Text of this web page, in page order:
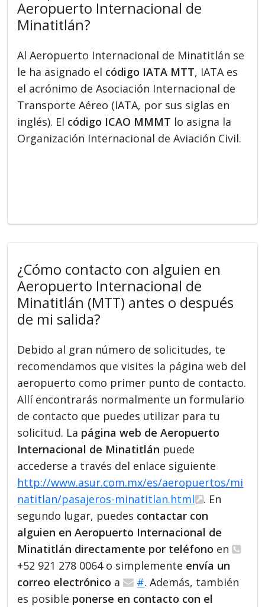
Aeropuerto Internacional de
Minatitlán?
Al Aeropuerto Internacional de Minatitlán se
le ha asignado el código IATA MTT, IATA es
el acrónimo de Asociación Internacional de
Transporte Aéreo (IATA, por sus siglas en
inglés). El código ICAO MMMT lo asigna la
Organización Internacional de Aviación Civil.
¿Cómo contacto con alguien en
Aeropuerto Internacional de
Minatitlán (MTT) antes o después
de mi salida?
Debido al gran número de solicitudes, te
recomendamos que visites la página web del
aeropuerto como primer punto de contacto.
Allí encontrarás normalmente un formulario
de contacto que puedes utilizar para tu
solicitud. La página web de Aeropuerto
Internacional de Minatitlán puede
accederse a través del enlace siguiente
http://www.asur.com.mx/es/aeropuertos/mi
natitlan/pasajeros-minatitlan.html
. En
segundo lugar, puedes contactar con
alguien en Aeropuerto Internacional de
Minatitlán directamente por teléfono en
+52 921 278 0064 o simplemente envía un
correo electrónico a #. Además, también
es posible ponerse en contacto con el